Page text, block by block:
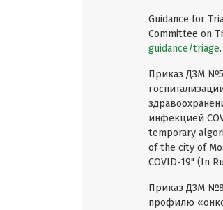
Guidance for
Committee on
guidance/triage.
Приказ ДЗМ
инфекцией
temporary
of the city of
COVID-19" (In
Приказ ДЗМ
профилю